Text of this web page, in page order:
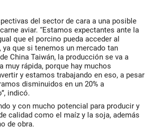
del sector de cara a una posible
aviar. “Estamos expectantes ante la
que el porcino pueda acceder al
que si tenemos un mercado tan
China Taiwán, la producción se va a
muy rápida, porque hay muchos
y estamos trabajando en eso, a pesar
disminuidos en un 20% a
indicó.
y con mucho potencial para producir y
calidad como el maíz y la soja, además
de obra.